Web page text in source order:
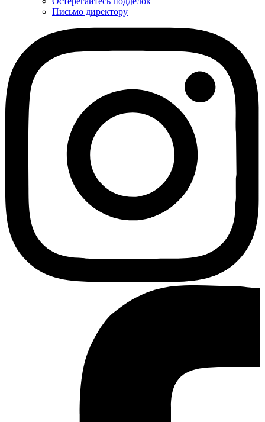
Письмо директору